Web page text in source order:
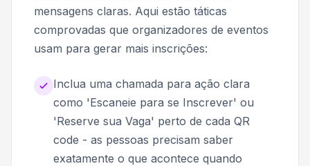
mensagens claras. Aqui estão táticas
comprovadas que organizadores de eventos
usam para gerar mais inscrições:
Inclua uma chamada para ação clara
como 'Escaneie para se Inscrever' ou
'Reserve sua Vaga' perto de cada QR
code - as pessoas precisam saber
exatamente o que acontece quando